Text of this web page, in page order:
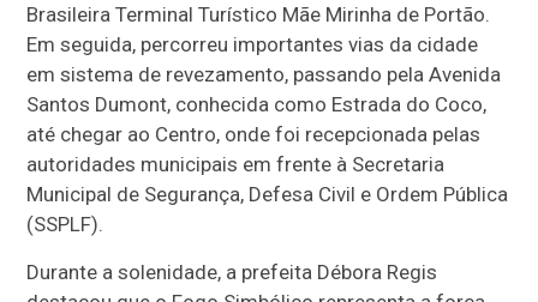
Brasileira Terminal Turístico Mãe Mirinha de Portão.
Em seguida, percorreu importantes vias da cidade
em sistema de revezamento, passando pela Avenida
Santos Dumont, conhecida como Estrada do Coco,
até chegar ao Centro, onde foi recepcionada pelas
autoridades municipais em frente à Secretaria
Municipal de Segurança, Defesa Civil e Ordem Pública
(SSPLF).
Durante a solenidade, a prefeita Débora Regis